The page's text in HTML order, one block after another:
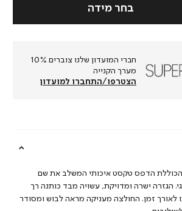
חברי המועדון שלנו צוברים 10%
מערך הקנייה
הצטרפו/התחברו למועדון
הכוללת הדפס טקסט איכותי המשלב את שם
הגזרה ישרה ומדויקת, עשויה מבד כותנה רך
לאורך זמן. החולצה מעניקה מראה לבוש ומסודר